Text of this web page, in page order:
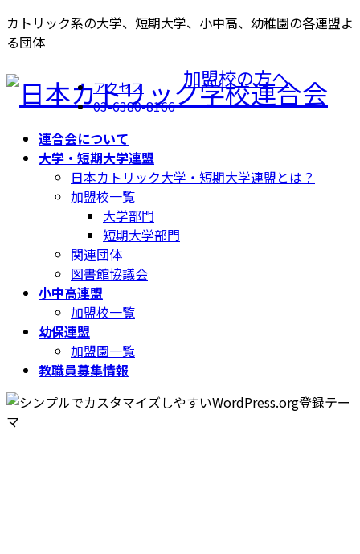
コ
ン
ン
ナ
ビ
ー
カトリック系の大学、短期大学、小中高、幼稚園の各連盟よ
る団体
アクセス
03-6380-8166
加盟校の方へ
連合会について
大学・短期大学連盟
日本カトリック大学・短期大学連盟とは？
加盟校一覧
大学部門
短期大学部門
関連団体
図書館協議会
小中高連盟
加盟校一覧
幼保連盟
加盟園一覧
教職員募集情報